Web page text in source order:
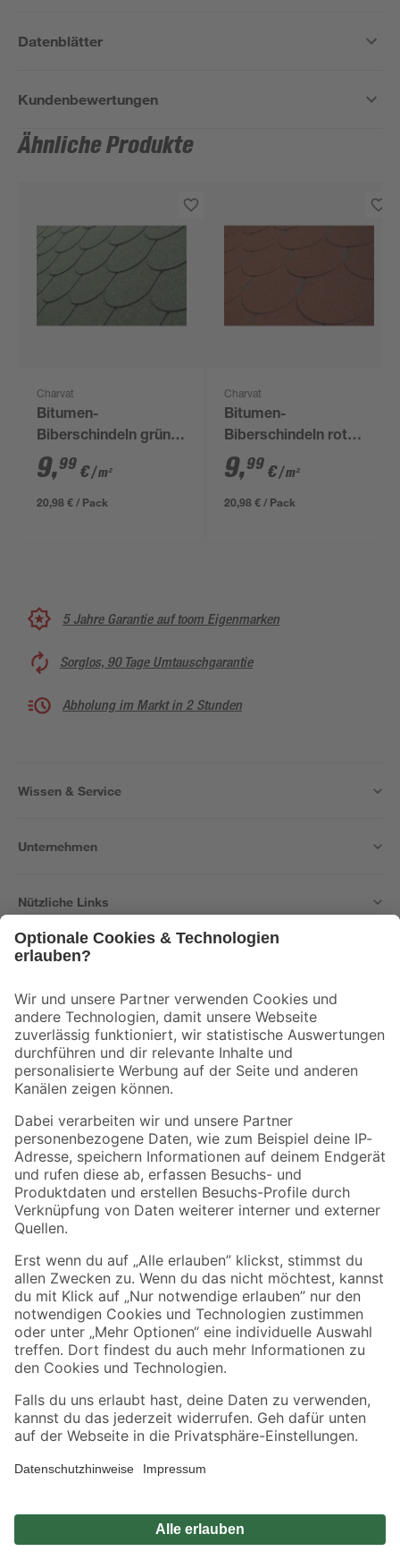
Datenblätter
Kundenbewertungen
Ähnliche Produkte
Charvat
Bitumen-
Biberschindeln grün
33,3 x 100 cm
9,99 €/ m²
20,98 € / Pack
Charvat
Bitumen-
Biberschindeln rot
33,3 x 100 cm
9,99 €/ m²
20,98 € / Pack
5 Jahre Garantie auf toom Eigenmarken
Sorglos, 90 Tage Umtauschgarantie
Abholung im Markt in 2 Stunden
Wissen & Service
Unternehmen
Nützliche Links
Der toom Newsletter: Keine Angebote und Aktionen mehr verpassen!
Zur Newsletter Anmeldung
Folge uns
Zahlungsarten Versandarten
Sicher einkaufen
Jetzt die toom-App herunterladen
Alle Preisangaben in EUR inkl. gesetzl. MwSt.. Die dargestellten Angebote sind unter
Umständen nicht in allen Märkten verfügbar. Die angegebenen Verfügbarkeiten beziehen
Produkte nur solange der Vorrat reicht.
*Paketversand ab 59 € versandkostenfrei, gilt nicht für Artikel mit Speditionsversand, hier
Privatsphäre Impressum
Nutzungsbedingungen
Widerrufsrecht Vertrag widerrufen